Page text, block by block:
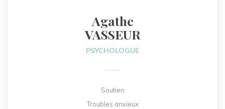
Agathe
VASSEUR
PSYCHOLOGUE
Soutien
Troubles anxieux